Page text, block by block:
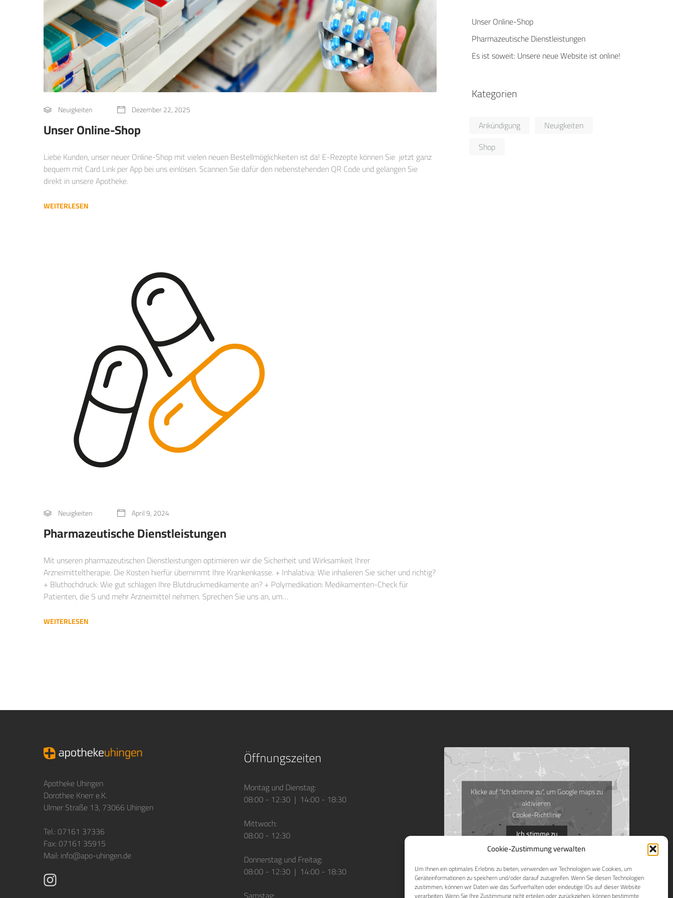
Cookie-Zustimmung verwalten
Um Ihnen ein optimales Erlebnis zu bieten, verwenden wir Technologien wie Cookies, um
Geräteinformationen zu speichern und/oder darauf zuzugreifen. Wenn Sie diesen Technologien
zustimmen, können wir Daten wie das Surfverhalten oder eindeutige IDs auf dieser Website
Neuigkeiten Dezember 22, 2025
Unser Online-Shop
Liebe Kunden, unser neuer Online-Shop mit vielen neuen Bestellmöglichkeiten ist da! E-Rezepte können Sie jetzt ganz
bequem mit Card Link per App bei uns einlösen. Scannen Sie dafür den nebenstehenden QR Code und gelangen Sie
direkt in unsere Apotheke.
WEITERLESEN
Neuigkeiten April 9, 2024
Pharmazeutische Dienstleistungen
Mit unseren pharmazeutischen Dienstleistungen optimieren wir die Sicherheit und Wirksamkeit Ihrer
Arzneimitteltherapie. Die Kosten hierfür übernimmt Ihre Krankenkasse. + Inhalativa: Wie inhalieren Sie sicher und richtig?
+ Bluthochdruck: Wie gut schlagen Ihre Blutdruckmedikamente an? + Polymedikation: Medikamenten-Check für
Patienten, die 5 und mehr Arzneimittel nehmen. Sprechen Sie uns an, um…
WEITERLESEN
Unser Online-Shop
Pharmazeutische Dienstleistungen
Es ist soweit: Unsere neue Website ist online!
Kategorien
Ankündigung
Neuigkeiten
Shop
Apotheke Uhingen
Dorothee Knerr e.K.
Ulmer Straße 13, 73066 Uhingen
Tel.: 07161 37336
Fax: 07161 35915
Mail: info@apo-uhingen.de
Öffnungszeiten
Montag und Dienstag:
08:00 - 12:30 | 14:00 - 18:30
Mittwoch:
08:00 - 12:30
Donnerstag und Freitag:
08:00 - 12:30 | 14:00 - 18:30
Klicke auf "Ich stimme zu", um Google maps zu
aktivieren
Cookie-Richtlinie
Ich stimme zu